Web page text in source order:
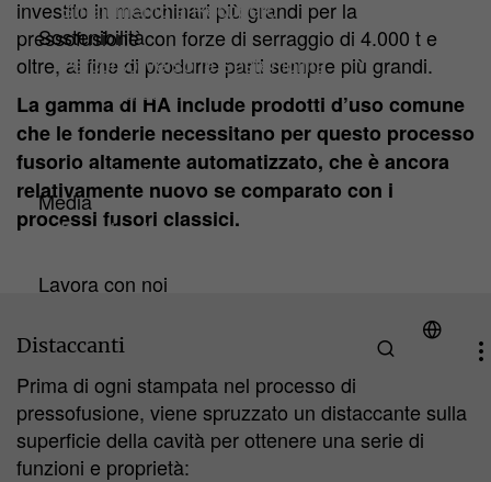
Smaltimento e Recupero
Sostenibilità
Percorso Verso la Sostenibilità
Linee guida
Gestione del Clima e dell'Ambiente
Certificazioni e Valutazioni
Iniziative HA
Media
Downloads
Lavora con noi
investito in macchinari più grandi per la
pressofusione con forze di serraggio di 4.000 t e
oltre, al fine di produrre parti sempre più grandi.
La gamma di HA include prodotti d’uso comune
che le fonderie necessitano per questo processo
fusorio altamente automatizzato, che è ancora
relativamente nuovo se comparato con i
processi fusori classici.
Distaccanti
Prima di ogni stampata nel processo di
pressofusione, viene spruzzato un distaccante sulla
superficie della cavità per ottenere una serie di
funzioni e proprietà: